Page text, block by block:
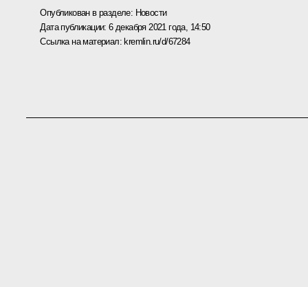
Опубликован в разделе: Новости
Дата публикации:6 декабря 2021 года, 14:50
Ссылка на материал: kremlin.ru/d/67284